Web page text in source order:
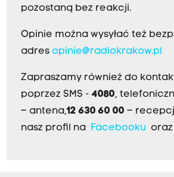
pozostaną bez reakcji.
Opinie można wysyłać też
adres opinie@radiokrakow.pl
Zapraszamy również do
poprzez SMS - 4080,
– antena,12 630 60 00 –
nasz profil na
Facebookuoraz